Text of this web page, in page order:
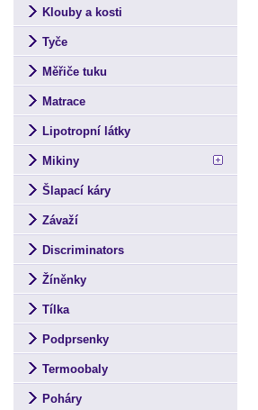
Klouby a kosti
Tyče
Měřiče tuku
Matrace
Lipotropní látky
Mikiny
Šlapací káry
Závaží
Discriminators
Žíněnky
Tílka
Podprsenky
Termoobaly
Poháry